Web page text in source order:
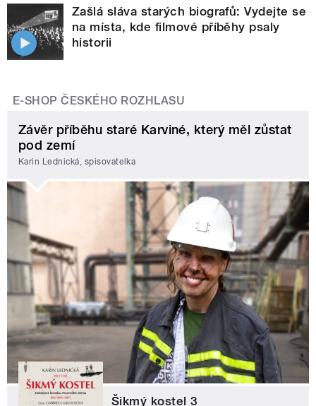
Zašlá sláva starých biografů: Vydejte se
na místa, kde filmové příběhy psaly
historii
E-SHOP ČESKÉHO ROZHLASU
Závěr příběhu staré Karviné, který měl zůstat
pod zemí
Karin Lednická, spisovatelka
Šikmý kostel 3